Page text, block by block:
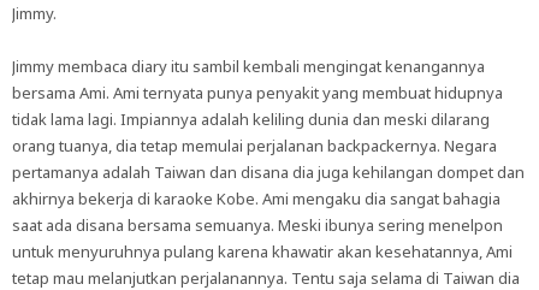
Jimmy.
Jimmy membaca diary itu sambil kembali mengingat kenangannya
bersama Ami. Ami ternyata punya penyakit yang membuat hidupnya
tidak lama lagi. Impiannya adalah keliling dunia dan meski dilarang
orang tuanya, dia tetap memulai perjalanan backpackernya. Negara
pertamanya adalah Taiwan dan disana dia juga kehilangan dompet dan
akhirnya bekerja di karaoke Kobe. Ami mengaku dia sangat bahagia
saat ada disana bersama semuanya. Meski ibunya sering menelpon
untuk menyuruhnya pulang karena khawatir akan kesehatannya, Ami
tetap mau melanjutkan perjalanannya. Tentu saja selama di Taiwan dia